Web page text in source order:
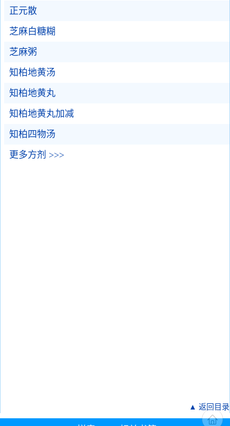
正元散
芝麻白糖糊
芝麻粥
知柏地黄汤
知柏地黄丸
知柏地黄丸加减
知柏四物汤
更多方剂 >>>
▲ 返回目录